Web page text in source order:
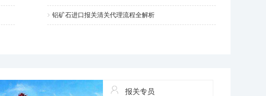
铝矿石进口报关清关代理流程全解析
报关专员